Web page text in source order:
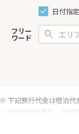
日付指
フリー
ワード
※ 下記旅行代金は宿泊代
※幼児施設使用料、貸切